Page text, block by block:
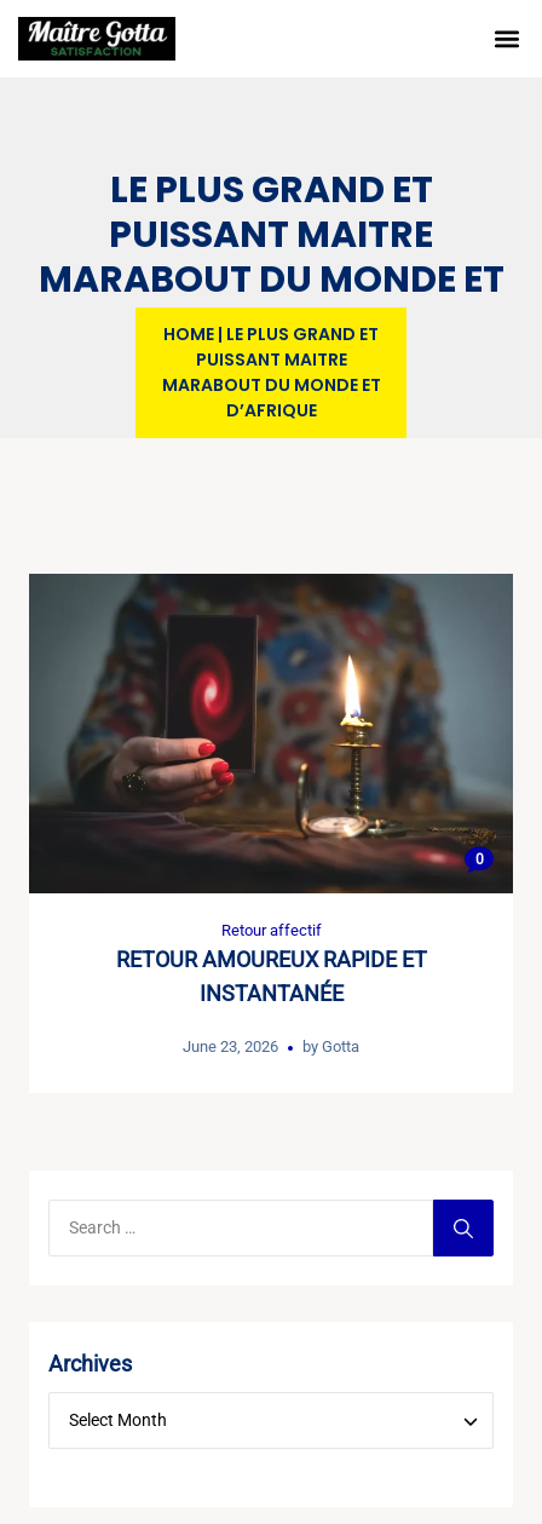
LE PLUS GRAND ET
PUISSANT MAITRE
MARABOUT DU MONDE ET
D’AFRIQUE
HOME | LE PLUS GRAND ET
PUISSANT MAITRE
MARABOUT DU MONDE ET
D’AFRIQUE
0
Retour affectif
RETOUR AMOUREUX RAPIDE ET
INSTANTANÉE
June 23, 2026 by Gotta
Archives